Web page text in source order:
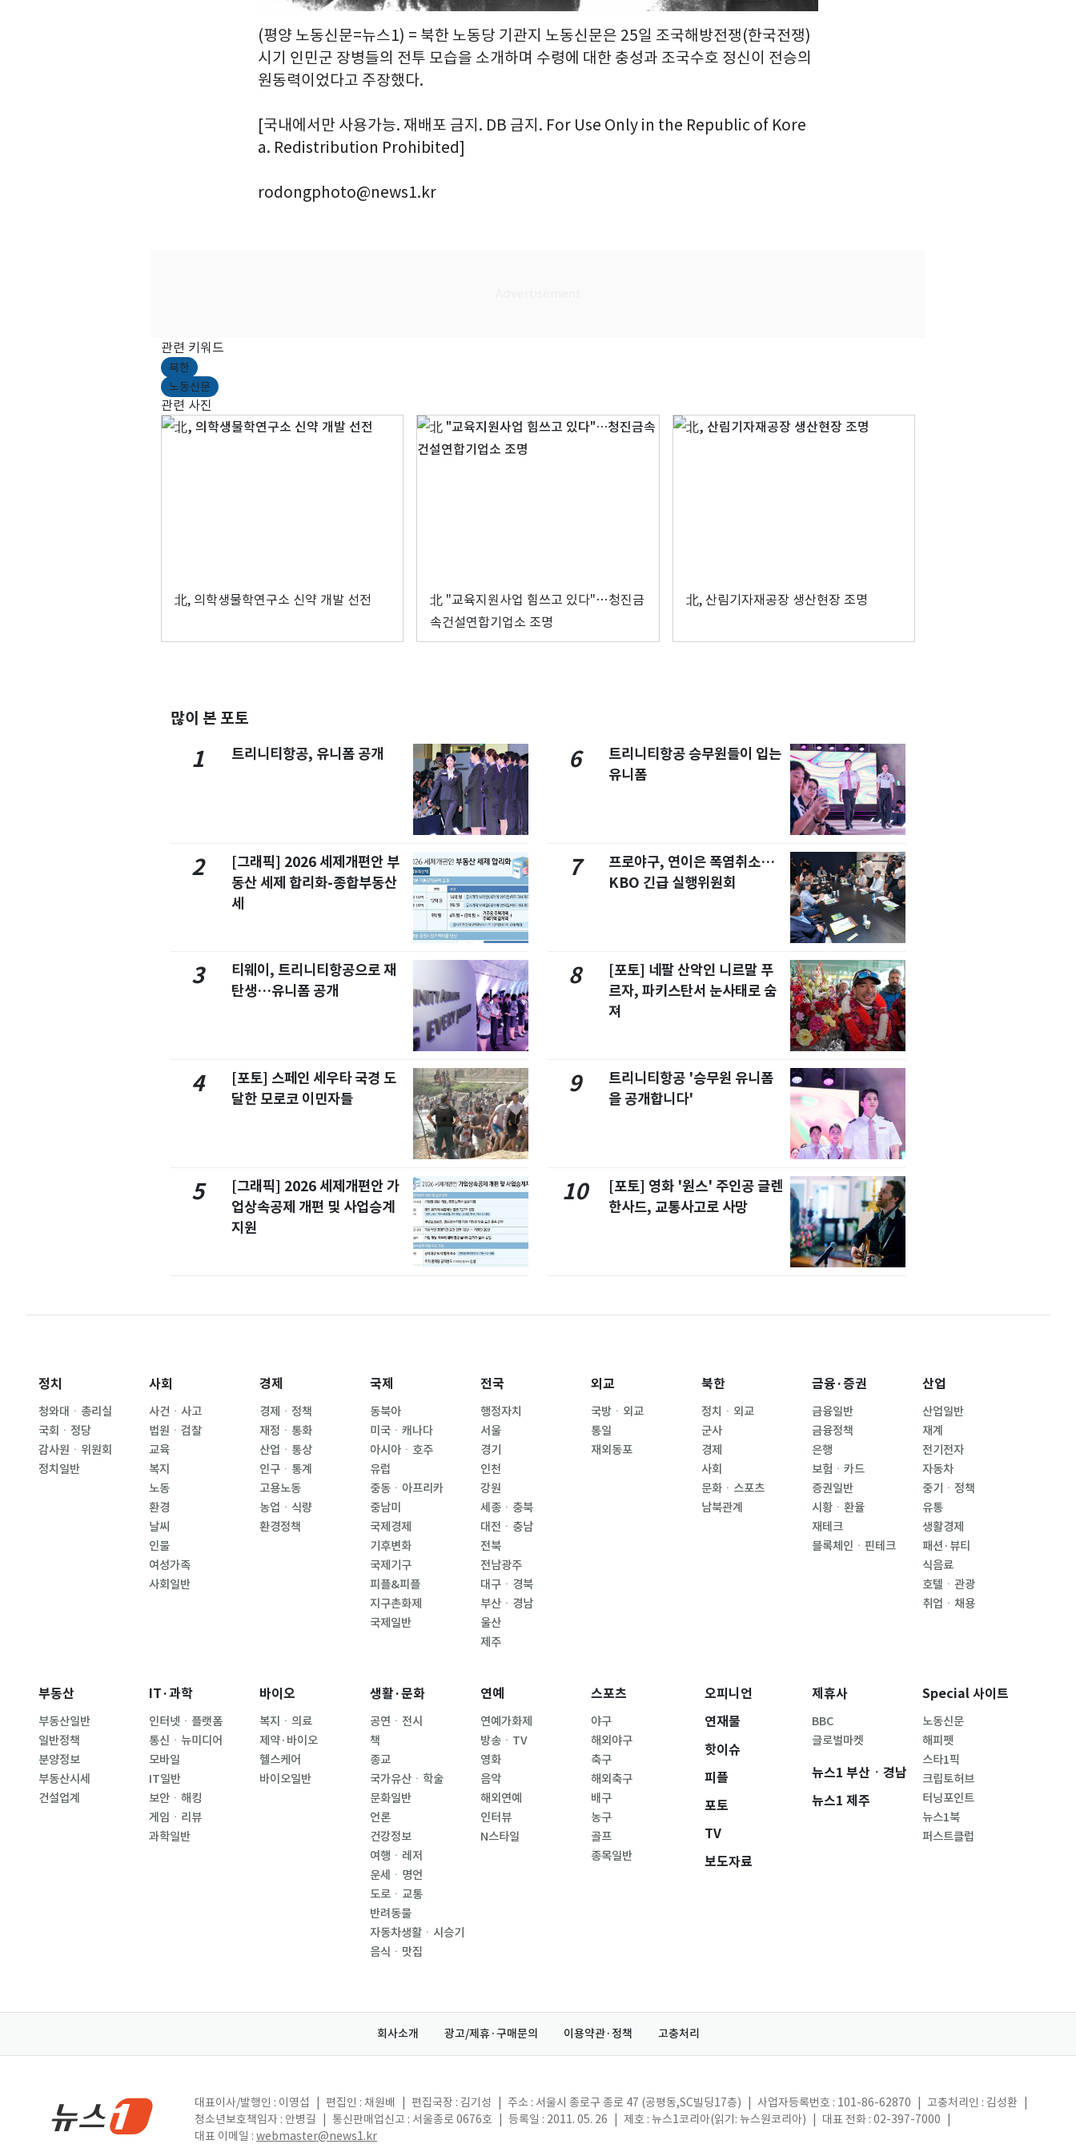
(평양 노동신문=뉴스1) = 북한 노동당 기관지 노동신문은 25일 조국해방전쟁(한국전쟁)
시기 인민군 장병들의 전투 모습을 소개하며 수령에 대한 충성과 조국수호 정신이 전승의
원동력이었다고 주장했다.
[국내에서만 사용가능. 재배포 금지. DB 금지. For Use Only in the Republic of Kore
a. Redistribution Prohibited]
rodongphoto@news1.kr
관련 키워드
북한
노동신문
관련 사진
北, 의학생물학연구소 신약 개발 선전
北 "교육지원사업 힘쓰고 있다"…청진금
속건설연합기업소 조명
北, 산림기자재공장 생산현장 조명
많이 본 포토
1 트리니티항공, 유니폼 공개
2
[그래픽] 2026 세제개편안 부
동산 세제 합리화-종합부동산
세
3
티웨이, 트리니티항공으로 재
탄생…유니폼 공개
4
[포토] 스페인 세우타 국경 도
달한 모로코 이민자들
5
[그래픽] 2026 세제개편안 가
업상속공제 개편 및 사업승계
지원
6
트리니티항공 승무원들이 입는
유니폼
7
프로야구, 연이은 폭염취소…
KBO 긴급 실행위원회
8
[포토] 네팔 산악인 니르말 푸
르자, 파키스탄서 눈사태로 숨
져
9
트리니티항공 '승무원 유니폼
을 공개합니다'
10
[포토] 영화 '원스' 주인공 글렌
한사드, 교통사고로 사망
정치
청와대ㆍ총리실
국회ㆍ정당
감사원ㆍ위원회
정치일반
사회
사건ㆍ사고
법원ㆍ검찰
교육
복지
노동
환경
날씨
인물
여성가족
사회일반
경제
경제ㆍ정책
재정ㆍ통화
산업ㆍ통상
인구ㆍ통계
고용노동
농업ㆍ식량
환경정책
국제
동북아
미국ㆍ캐나다
아시아ㆍ호주
유럽
중동ㆍ아프리카
중남미
국제경제
기후변화
국제기구
피플&피플
지구촌화제
국제일반
전국
행정자치
서울
경기
인천
강원
세종ㆍ충북
대전ㆍ충남
전북
전남광주
대구ㆍ경북
부산ㆍ경남
울산
제주
외교
국방ㆍ외교
통일
재외동포
북한
정치ㆍ외교
군사
경제
사회
문화ㆍ스포츠
남북관계
금융·증권
금융일반
금융정책
은행
보험ㆍ카드
증권일반
시황ㆍ환율
재테크
블록체인ㆍ핀테크
산업
산업일반
재계
전기전자
자동차
중기ㆍ정책
유통
생활경제
패션·뷰티
식음료
호텔ㆍ관광
취업ㆍ채용
부동산
부동산일반
일반정책
분양정보
부동산시세
건설업계
IT·과학
인터넷ㆍ플랫폼
통신ㆍ뉴미디어
모바일
IT일반
보안ㆍ해킹
게임ㆍ리뷰
과학일반
바이오
복지ㆍ의료
제약·바이오
헬스케어
바이오일반
생활·문화
공연ㆍ전시
책
종교
국가유산ㆍ학술
문화일반
언론
건강정보
여행ㆍ레저
운세ㆍ명언
도로ㆍ교통
반려동물
자동차생활ㆍ시승기
음식ㆍ맛집
연예
연예가화제
방송ㆍTV
영화
음악
해외연예
인터뷰
N스타일
스포츠
야구
해외야구
축구
해외축구
배구
농구
골프
종목일반
오피니언
연재물
핫이슈
피플
포토
TV
보도자료
제휴사
BBC
글로벌마켓
뉴스1 부산ㆍ경남
뉴스1 제주
Special 사이트
노동신문
해피펫
스타1픽
크립토허브
터닝포인트
뉴스1북
퍼스트클럽
회사소개 광고/제휴·구매문의 이용약관·정책 고충처리
대표이사/발행인 : 이영섭 편집인 : 채원배 편집국장 : 김기성 주소 : 서울시 종로구 종로 47 (공평동,SC빌딩17층) 사업자등록번호 : 101-86-62870 고충처리인 : 김성환
청소년보호책임자 : 안병길
통신판매업신고 : 서울종로 0676호 등록일 : 2011. 05. 26 제호 : 뉴스1코리아(읽기: 뉴스원코리아) 대표 전화 : 02-397-7000
대표 이메일 : webmaster@news1.kr